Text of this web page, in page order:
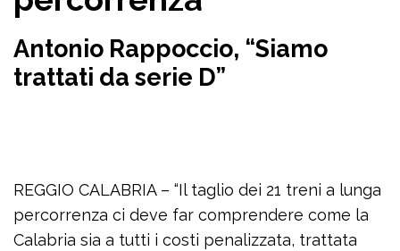
Antonio Rappoccio, “Siamo
trattati da serie D”
REGGIO CALABRIA – “Il taglio dei 21 treni a lunga
percorrenza ci deve far comprendere come la
Calabria sia a tutti i costi penalizzata, trattata